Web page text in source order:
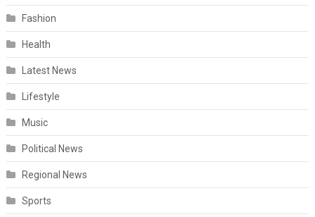
Fashion
Health
Latest News
Lifestyle
Music
Political News
Regional News
Sports